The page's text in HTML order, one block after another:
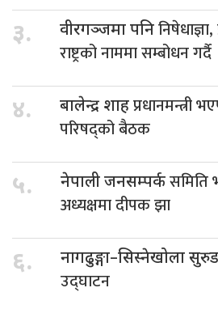
३. वीरगञ्जमा पनि
राष्ट्रको नाममा सम्बोधन गर्दै
४. बालेन्द्र शाहप्रधानमन्त्री
परिषद्को बैठक
५. नेपाली जनसम्पर्कसमिति
अध्यक्षमा दीपक झा
६. नागढुङ्गा–सिस्नेखोला
उद्घाटन